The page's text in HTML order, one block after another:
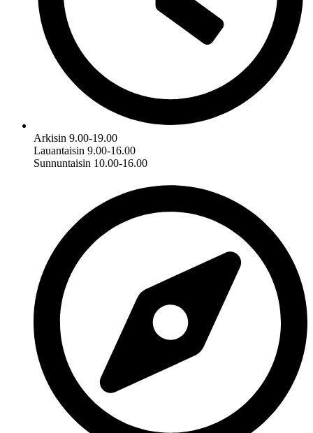
Arkisin 9.00-19.00
Lauantaisin 9.00-16.00
Sunnuntaisin 10.00-16.00